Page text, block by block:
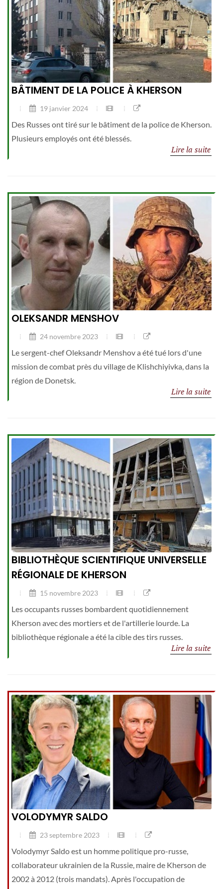
BÂTIMENT DE LA POLICE À KHERSON
19 janvier 2024
Des Russes ont tiré sur le bâtiment de la police de Kherson.
Plusieurs employés ont été blessés.
Lire la suite
OLEKSANDR MENSHOV
24 novembre 2023
Le sergent-chef Oleksandr Menshov a été tué lors d'une
mission de combat près du village de Klishchiyivka, dans la
région de Donetsk.
Lire la suite
BIBLIOTHÈQUE SCIENTIFIQUE UNIVERSELLE
RÉGIONALE DE KHERSON
15 novembre 2023
Les occupants russes bombardent quotidiennement
Kherson avec des mortiers et de l'artillerie lourde. La
bibliothèque régionale a été la cible des tirs russes.
Lire la suite
VOLODYMYR SALDO
23 septembre 2023
Volodymyr Saldo est un homme politique pro-russe,
collaborateur ukrainien de la Russie, maire de Kherson de
2002 à 2012 (trois mandats). Après l'occupation de